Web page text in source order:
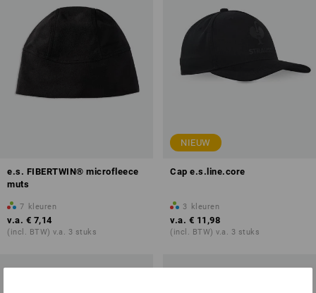
e.s. FIBERTWIN® microfleece
muts
7 kleuren
v.a. € 7,14
(incl. BTW) v.a. 3 stuks
NIEUW
Cap e.s.line.core
3 kleuren
v.a. € 11,98
(incl. BTW) v.a. 3 stuks